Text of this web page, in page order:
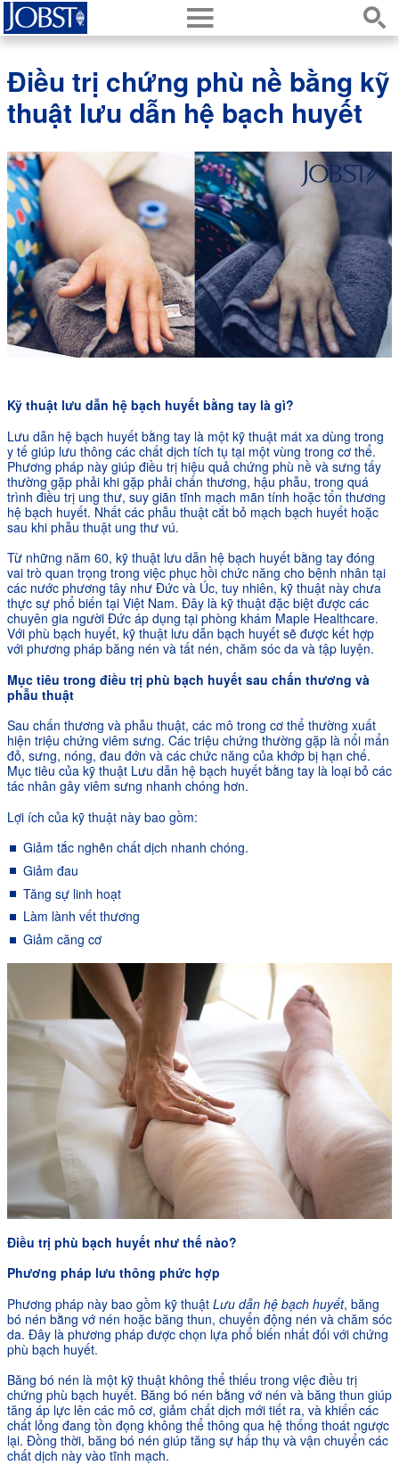
s
h
Điều trị chứng phù nề bằng kỹ
thuật lưu dẫn hệ bạch huyết
Kỹ thuật lưu dẫn hệ bạch huyết bằng tay là gì?
Lưu dẫn hệ bạch huyết bằng tay là một kỹ thuật mát xa dùng trong
y tế giúp lưu thông các chất dịch tích tụ tại một vùng trong cơ thể.
Phương pháp này giúp điều trị hiệu quả chứng phù nề và sưng tấy
thường gặp phải khi gặp phải chấn thương, hậu phẫu, trong quá
trình điều trị ung thư, suy giãn tĩnh mạch mãn tính hoặc tổn thương
hệ bạch huyết. Nhất các phẫu thuật cắt bỏ mạch bạch huyết hoặc
sau khi phẫu thuật ung thư vú.
Từ những năm 60, kỹ thuật lưu dẫn hệ bạch huyết bằng tay đóng
vai trò quan trọng trong việc phục hồi chức năng cho bệnh nhân tại
các nước phương tây như Đức và Úc, tuy nhiên, kỹ thuật này chưa
thực sự phổ biến tại Việt Nam. Đây là kỹ thuật đặc biệt được các
chuyên gia người Đức áp dụng tại phòng khám Maple Healthcare.
Với phù bạch huyết, kỹ thuật lưu dẫn bạch huyết sẽ được kết hợp
với phương pháp băng nén và tất nén, chăm sóc da và tập luyện.
Mục tiêu trong điều trị phù bạch huyết sau chấn thương và
phẫu thuật
Sau chấn thương và phẫu thuật, các mô trong cơ thể thường xuất
hiện triệu chứng viêm sưng. Các triệu chứng thường gặp là nổi mẩn
đỏ, sưng, nóng, đau đớn và các chức năng của khớp bị hạn chế.
Mục tiêu của kỹ thuật Lưu dẫn hệ bạch huyết bằng tay là loại bỏ các
tác nhân gây viêm sưng nhanh chóng hơn.
Lợi ích của kỹ thuật này bao gồm:
Giảm tắc nghẽn chất dịch nhanh chóng.
Giảm đau
Tăng sự linh hoạt
Làm lành vết thương
Giảm căng cơ
Điều trị phù bạch huyết như thế nào?
Phương pháp lưu thông phức hợp
Phương pháp này bao gồm kỹ thuật Lưu dẫn hệ bạch huyết, băng
bó nén bằng vớ nén hoặc băng thun, chuyển động nén và chăm sóc
da. Đây là phương pháp được chọn lựa phổ biến nhất đối với chứng
phù bạch huyết.
Băng bó nén là một kỹ thuật không thể thiếu trong việc điều trị
chứng phù bạch huyết. Băng bó nén bằng vớ nén và băng thun giúp
tăng áp lực lên các mô cơ, giảm chất dịch mới tiết ra, và khiến các
chất lỏng đang tồn đọng không thể thông qua hệ thống thoát ngược
lại. Đồng thời, băng bó nén giúp tăng sự hấp thụ và vận chuyển các
chất dịch này vào tĩnh mạch.